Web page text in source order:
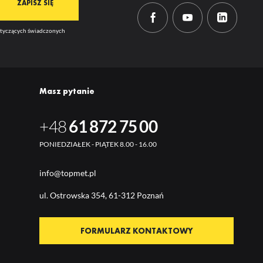
świadczonych
Masz pytanie
+4861 872 75 00
PONIEDZIAŁEK - PIĄTEK 8.00 - 16.00
info@topmet.pl
ul. Ostrowska 354, 61-312 Poznań
FORMULARZ KONTAKTOWY